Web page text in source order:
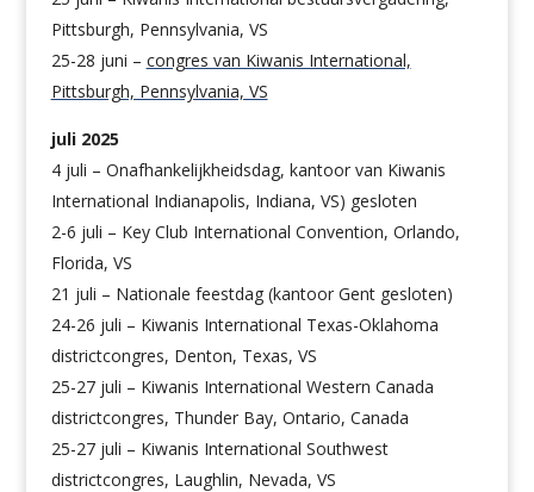
Pittsburgh, Pennsylvania, VS
25-28 juni – congres van Kiwanis International,
Pittsburgh, Pennsylvania, VS
juli 2025
4 juli – Onafhankelijkheidsdag, kantoor van Kiwanis
International Indianapolis, Indiana, VS) gesloten
2-6 juli – Key Club International Convention, Orlando,
Florida, VS
21 juli – Nationale feestdag (kantoor Gent gesloten)
24-26 juli – Kiwanis International Texas-Oklahoma
districtcongres, Denton, Texas, VS
25-27 juli – Kiwanis International Western Canada
districtcongres, Thunder Bay, Ontario, Canada
25-27 juli – Kiwanis International Southwest
districtcongres, Laughlin, Nevada, VS